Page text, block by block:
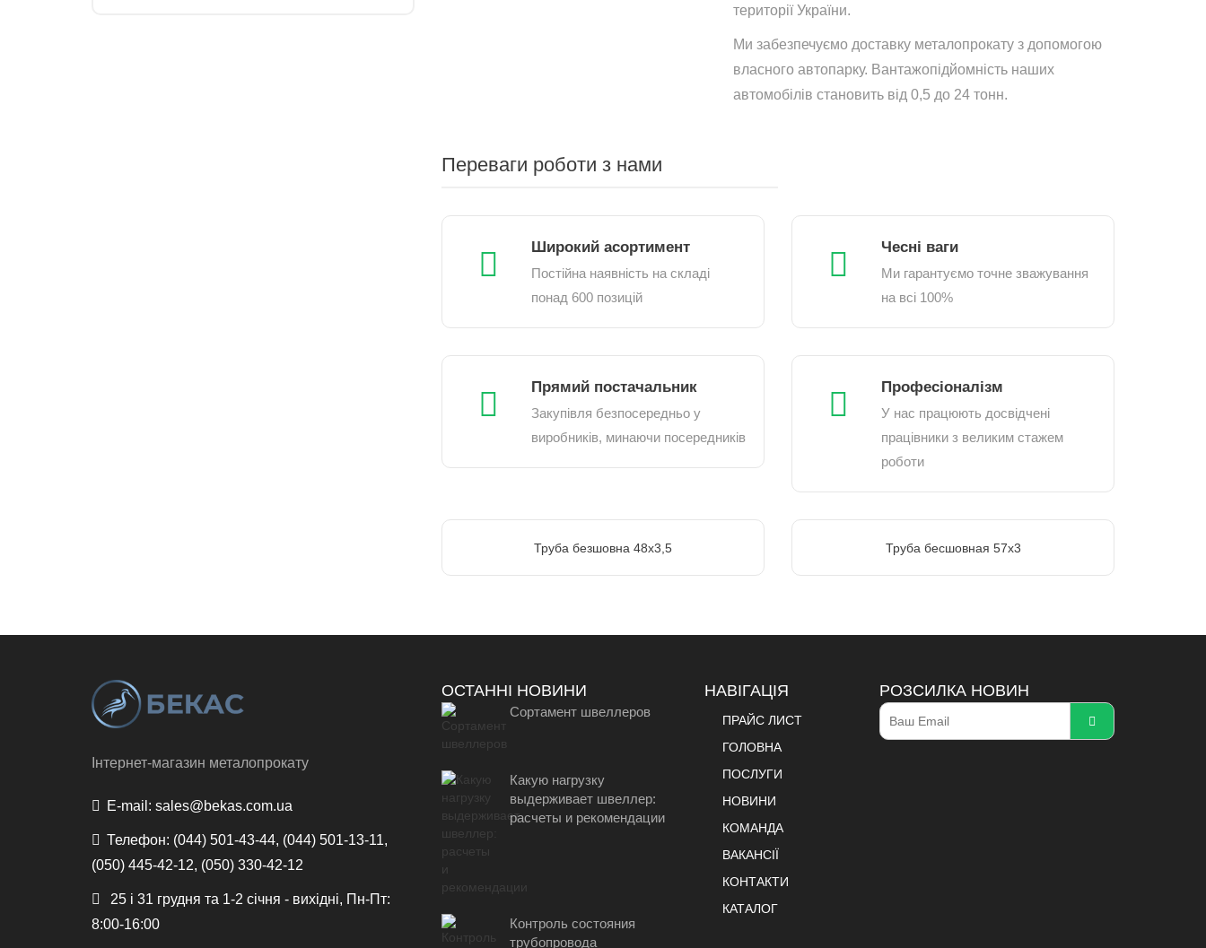
території України.
Ми забезпечуємо доставку металопрокату з допомогою
власного автопарку. Вантажопідйомність наших
автомобілів становить від 0,5 до 24 тонн.
Переваги роботи з нами
Широкий асортимент
Постійна наявність на складі
понад 600 позицій
Чесні ваги
Ми гарантуємо точне зважування
на всі 100%
Прямий постачальник
Закупівля безпосередньо у
виробників, минаючи посередників
Професіоналізм
У нас працюють досвідчені
працівники з великим стажем
роботи
Труба безшовна 48х3,5 Труба бесшовная 57х3
Інтернет-магазин металопрокату
E-mail: sales@bekas.com.ua
Телефон: (044) 501-43-44, (044) 501-13-11,
(050) 445-42-12, (050) 330-42-12
25 і 31 грудня та 1-2 січня - вихідні, Пн-Пт:
8:00-16:00
ОСТАННІ НОВИНИ
Сортамент швеллеров
Какую нагрузку
выдерживает швеллер:
расчеты и рекомендации
Контроль состояния
трубопровода
НАВІГАЦІЯ
ПРАЙС ЛИСТ
ГОЛОВНА
ПОСЛУГИ
НОВИНИ
КОМАНДА
ВАКАНСІЇ
КОНТАКТИ
КАТАЛОГ
РОЗСИЛКА НОВИН